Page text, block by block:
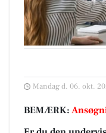
Mandag d. 06. okt.
BEMÆRK: